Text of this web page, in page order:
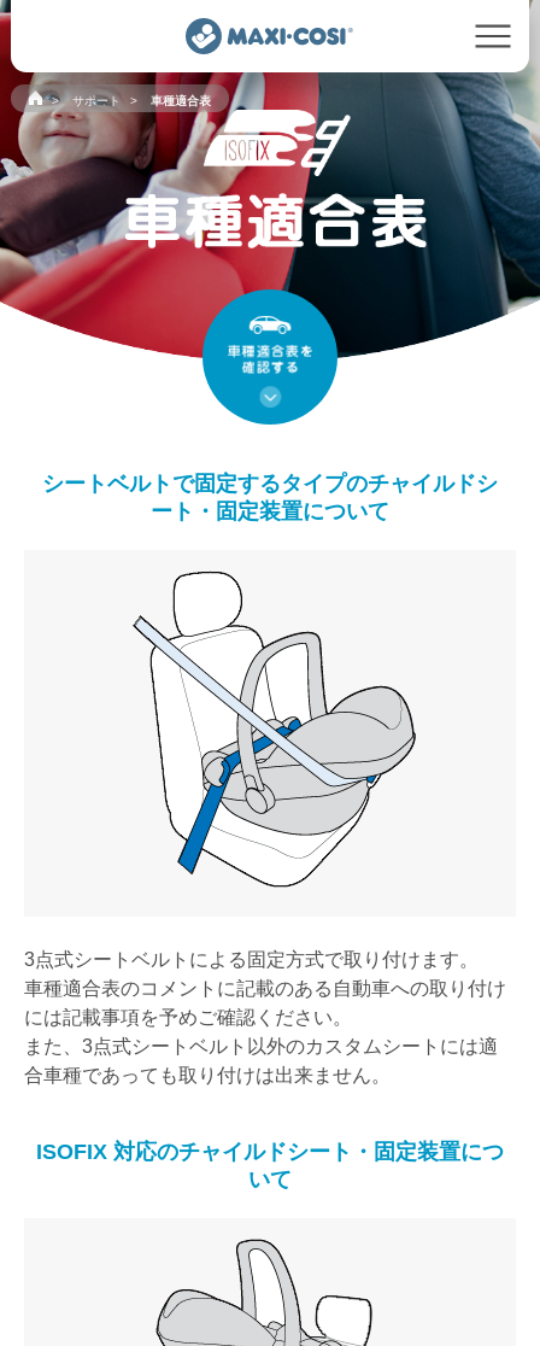
サポート 車種適合表
シートベルトで固定するタイプのチャイルドシ
ート・固定装置について
3点式シートベルトによる固定方式で取り付けます。
車種適合表のコメントに記載のある自動車への取り付け
には記載事項を予めご確認ください。
また、3点式シートベルト以外のカスタムシートには適
合車種であっても取り付けは出来ません。
ISOFIX 対応のチャイルドシート・固定装置につ
いて